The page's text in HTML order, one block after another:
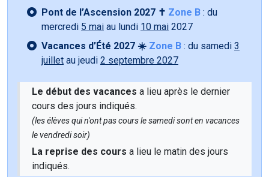
Pont de l’Ascension 2027 ✝️ Zone B : du
mercredi 5 mai au lundi 10 mai 2027
Vacances d’Été 2027 ☀️ Zone B : du samedi 3
juillet au jeudi 2 septembre 2027
Le début des vacances a lieu après le dernier
cours des jours indiqués.
(les élèves qui n'ont pas cours le samedi sont en vacances
le vendredi soir)
La reprise des cours a lieu le matin des jours
indiqués.